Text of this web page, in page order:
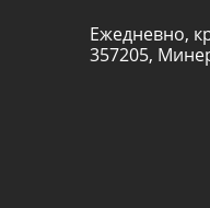
Ежедневно,
357205,